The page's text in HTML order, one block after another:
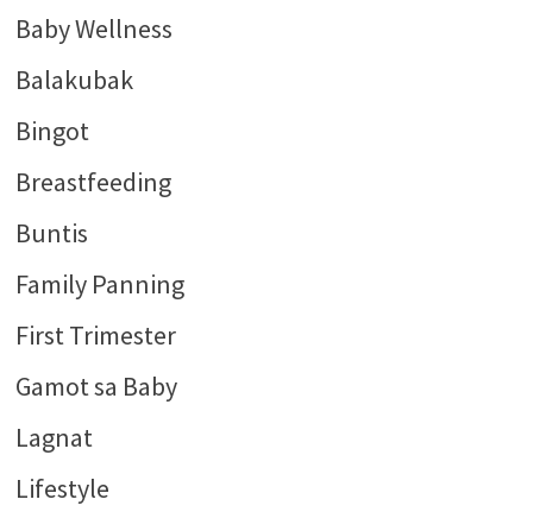
Baby Wellness
Balakubak
Bingot
Breastfeeding
Buntis
Family Panning
First Trimester
Gamot sa Baby
Lagnat
Lifestyle